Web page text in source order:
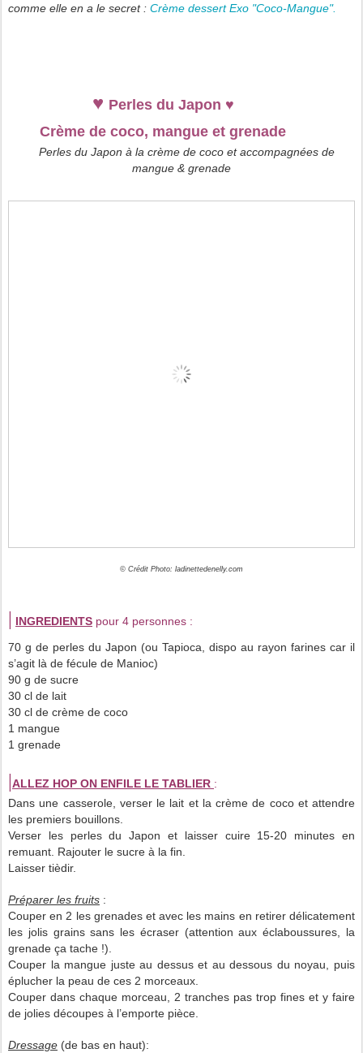
comme elle en a le secret : Crème dessert Exo "Coco-Mangue".
♥ Perles du Japon ♥
Crème de coco, mangue et grenade
Perles du Japon à la crème de coco et accompagnées de
mangue & grenade
© Crédit Photo: ladinettedenelly.com
| INGREDIENTS pour 4 personnes :
70 g de perles du Japon (ou Tapioca, dispo au rayon farines car il
s’agit là de fécule de Manioc)
90 g de sucre
30 cl de lait
30 cl de crème de coco
1 mangue
1 grenade
|ALLEZ HOP ON ENFILE LE TABLIER :
Dans une casserole, verser le lait et la crème de coco et attendre
les premiers bouillons.
Verser les perles du Japon et laisser cuire 15-20 minutes en
remuant. Rajouter le sucre à la fin.
Laisser tièdir.
Préparer les fruits :
Couper en 2 les grenades et avec les mains en retirer délicatement
les jolis grains sans les écraser (attention aux éclaboussures, la
grenade ça tache !).
Couper la mangue juste au dessus et au dessous du noyau, puis
éplucher la peau de ces 2 morceaux.
Couper dans chaque morceau, 2 tranches pas trop fines et y faire
de jolies découpes à l’emporte pièce.
Dressage (de bas en haut):